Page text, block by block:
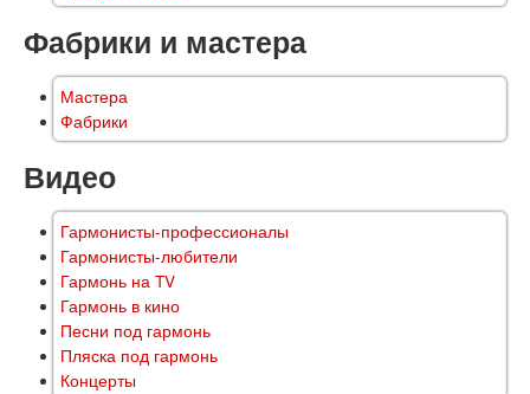
Фабрики и мастера
Мастера
Фабрики
Видео
Гармонисты-профессионалы
Гармонисты-любители
Гармонь на TV
Гармонь в кино
Песни под гармонь
Пляска под гармонь
Концерты